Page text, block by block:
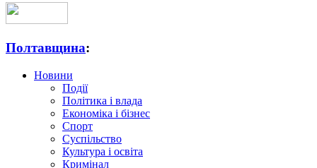
Полтавщина:
Новини
Події
Політика і влада
Економіка і бізнес
Спорт
Суспільство
Культура і освіта
Кримінал